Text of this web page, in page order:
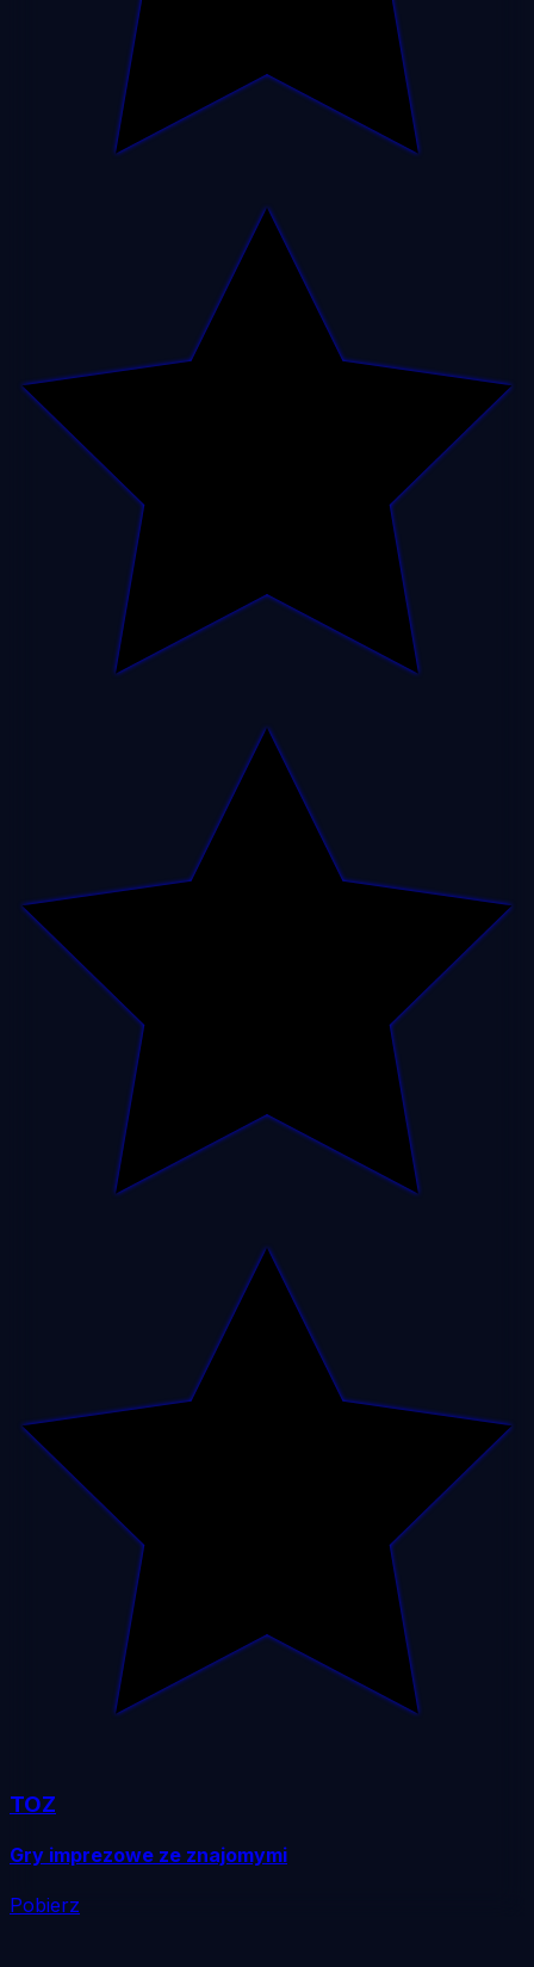
TOZ
Gry imprezowe ze znajomymi
Pobierz